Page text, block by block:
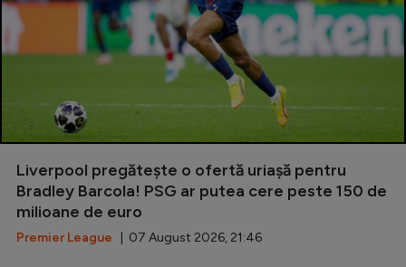
Liverpool pregătește o ofertă uriașă pentru
Bradley Barcola! PSG ar putea cere peste 150 de
milioane de euro
Premier League | 07 August 2026, 21:46